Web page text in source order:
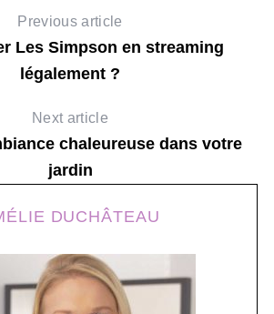
Previous article
Les Simpson en streaming
légalement ?
Next article
chaleureuse dans votre
jardin
DUCHÂTEAU